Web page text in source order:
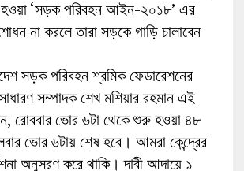
হওয়া ‘সড়ক পরিবহন আইন-২০১৮’ এর
না করলে তারা সড়কে গাড়ি চালাবেন
সড়ক পরিবহন শ্রমিক ফেডারেশনের
সম্পাদক শেখ মশিয়ার রহমান এই
রোববার ভোর ৬টা থেকে শুরু হওয়া ৪৮
ভোর ৬টায় শেষ হবে। আমরা কেন্দ্রের
অনুসরণ করে থাকি। দাবী আদায়ে ১